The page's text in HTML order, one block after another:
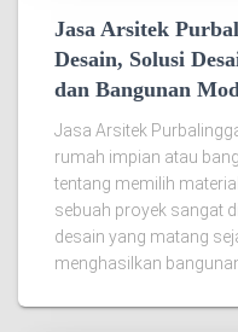
Jasa Arsitek
Desain, Solusi
dan Bangunan
Jasa Arsitek
rumah impian atau
tentang memilih
sebuah proyek sangat
desain yang matang
menghasilkan